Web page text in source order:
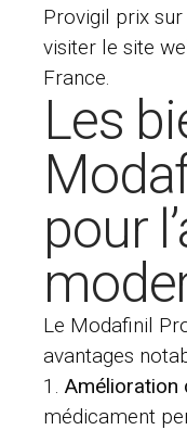
Provigil prix
visiter le site
France.
Les
pour
Le Modafinil
avantages
Amélioration
médicament